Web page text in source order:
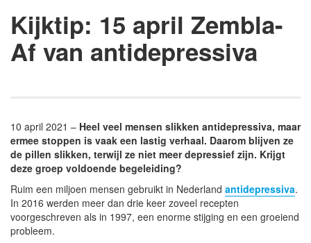
Kijktip: 15 april Zembla-
Af van antidepressiva
10 april 2021 – Heel veel mensen slikken antidepressiva, maar
ermee stoppen is vaak een lastig verhaal. Daarom blijven ze
de pillen slikken, terwijl ze niet meer depressief zijn. Krijgt
deze groep voldoende begeleiding?
Ruim een miljoen mensen gebruikt in Nederland antidepressiva.
In 2016 werden meer dan drie keer zoveel recepten
voorgeschreven als in 1997, een enorme stijging en een groeiend
probleem.